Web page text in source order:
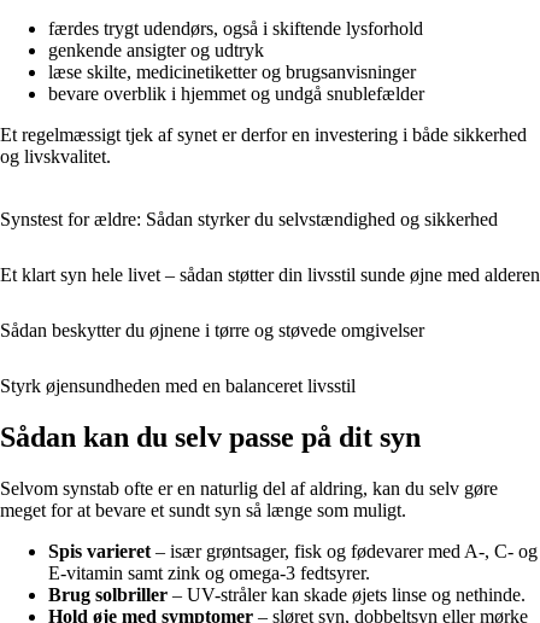
færdes trygt udendørs, også i skiftende lysforhold
genkende ansigter og udtryk
læse skilte, medicinetiketter og brugsanvisninger
bevare overblik i hjemmet og undgå snublefælder
Et regelmæssigt tjek af synet er derfor en investering i både sikkerhed
og livskvalitet.
Synstest for ældre: Sådan styrker du selvstændighed og sikkerhed
Et klart syn hele livet – sådan støtter din livsstil sunde øjne med alderen
Sådan beskytter du øjnene i tørre og støvede omgivelser
Styrk øjensundheden med en balanceret livsstil
Sådan kan du selv passe på dit syn
Selvom synstab ofte er en naturlig del af aldring, kan du selv gøre
meget for at bevare et sundt syn så længe som muligt.
Spis varieret – især grøntsager, fisk og fødevarer med A-, C- og
E-vitamin samt zink og omega-3 fedtsyrer.
Brug solbriller – UV-stråler kan skade øjets linse og nethinde.
Hold øje med symptomer – sløret syn, dobbeltsyn eller mørke